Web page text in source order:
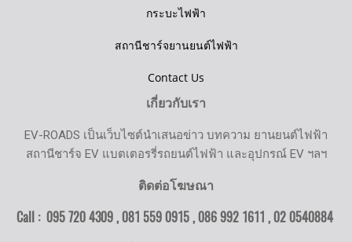
กระบะไฟฟ้า
สถานีชาร์จยานยนต์ไฟฟ้า
Contact Us
เกี่ยวกับเรา
EV-ROADS เป็นเว็บไซต์นำเสนอข่าว บทความ ยานยนต์ไฟฟ้า
สถานีชาร์จ EV แบตเตอรรี่รถยนต์ไฟฟ้า และอุปกรณ์ EV ฯลฯ
ติดต่อโฆษณา
Call : 095 720 4309 , 081 559 0915 , 086 992 1611 ,02 0540884